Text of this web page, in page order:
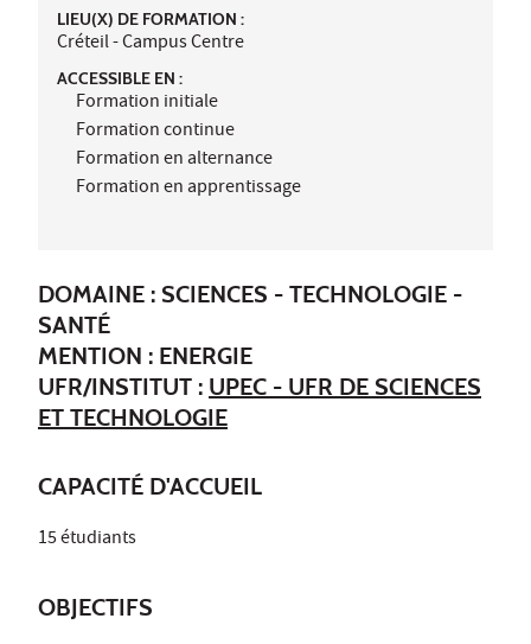
LIEU(X) DE FORMATION :
Créteil - Campus Centre
ACCESSIBLE EN :
Formation initiale
Formation continue
Formation en alternance
Formation en apprentissage
DOMAINE : SCIENCES - TECHNOLOGIE -
SANTÉ
MENTION : ENERGIE
UFR/INSTITUT : UPEC - UFR DE SCIENCES
ET TECHNOLOGIE
CAPACITÉ D'ACCUEIL
15 étudiants
OBJECTIFS